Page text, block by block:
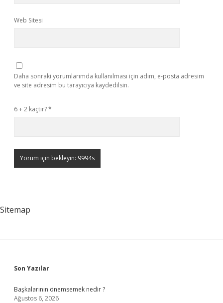
Web Sitesi
Daha sonraki yorumlarımda kullanılması için adım, e-posta adresim
ve site adresim bu tarayıcıya kaydedilsin.
6 + 2 kaçtır?*
Sitemap
Sidebar
Son Yazılar
Başkalarının önemsemek nedir ?
Ağustos 6, 2026